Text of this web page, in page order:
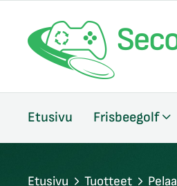
Etusivu Frisbeegolf
Etusivu Tuotteet
sulje
sulje
sulje